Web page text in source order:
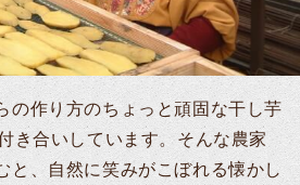
の作り方のちょっと頑固な干し芋
き合いしています。そんな農家
と、自然に笑みがこぼれる懐かし